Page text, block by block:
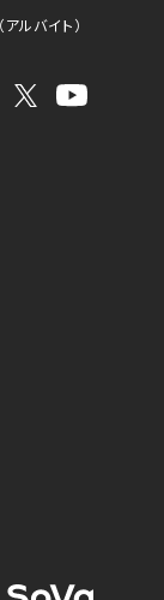
ルバイト）